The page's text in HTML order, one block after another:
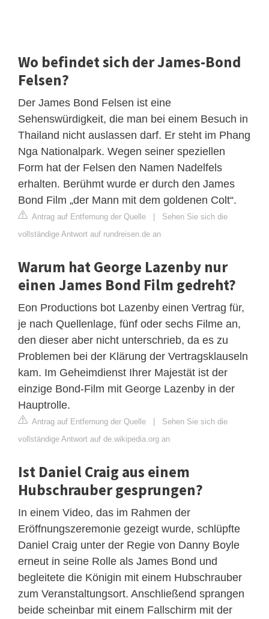
Wo befindet sich der James-Bond
Felsen?
Der James Bond Felsen ist eine
Sehenswürdigkeit, die man bei einem Besuch in
Thailand nicht auslassen darf. Er steht im Phang
Nga Nationalpark. Wegen seiner speziellen
Form hat der Felsen den Namen Nadelfels
erhalten. Berühmt wurde er durch den James
Bond Film „der Mann mit dem goldenen Colt“.
Antrag auf Entfernung der Quelle | Sehen Sie sich die
vollständige Antwort auf rundreisen.de an
Warum hat George Lazenby nur
einen James Bond Film gedreht?
Eon Productions bot Lazenby einen Vertrag für,
je nach Quellenlage, fünf oder sechs Filme an,
den dieser aber nicht unterschrieb, da es zu
Problemen bei der Klärung der Vertragsklauseln
kam. Im Geheimdienst Ihrer Majestät ist der
einzige Bond-Film mit George Lazenby in der
Hauptrolle.
Antrag auf Entfernung der Quelle | Sehen Sie sich die
vollständige Antwort auf de.wikipedia.org an
Ist Daniel Craig aus einem
Hubschrauber gesprungen?
In einem Video, das im Rahmen der
Eröffnungszeremonie gezeigt wurde, schlüpfte
Daniel Craig unter der Regie von Danny Boyle
erneut in seine Rolle als James Bond und
begleitete die Königin mit einem Hubschrauber
zum Veranstaltungsort. Anschließend sprangen
beide scheinbar mit einem Fallschirm mit der